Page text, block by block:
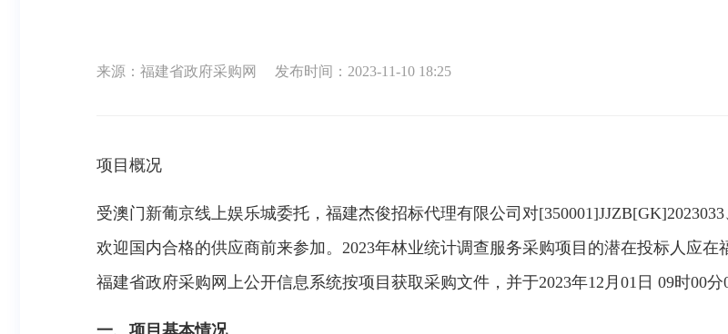
来源：福建省政府采购网 发布时间：2023-11-10 18:25
项目概况
受澳门新葡京线上娱乐城委托， 福建杰俊招标代理有限公司 对
欢迎国内合格的供应商前来参加。2023年林业统计调查服务采购项目的潜在投标人应在
福建省政府采购网上公开信息系统按项目获取采购文件，并于2023年12月01日 09时00
一、项目基本情况